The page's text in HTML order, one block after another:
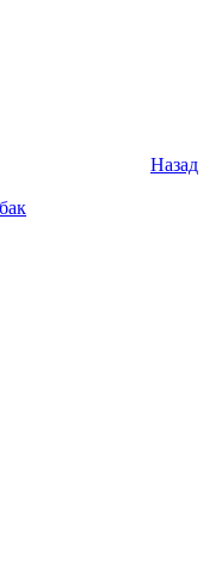
Назад